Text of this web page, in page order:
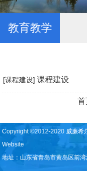
教育教学
[课程建设]课程建设
Copyright ©2012-2020 威廉希
Website
地址：山东省青岛市黄岛区前